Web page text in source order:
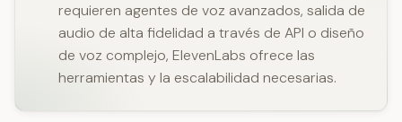
requieren agentes de voz avanzados, salida de
audio de alta fidelidad a través de API o diseño
de voz complejo, ElevenLabs ofrece las
herramientas y la escalabilidad necesarias.